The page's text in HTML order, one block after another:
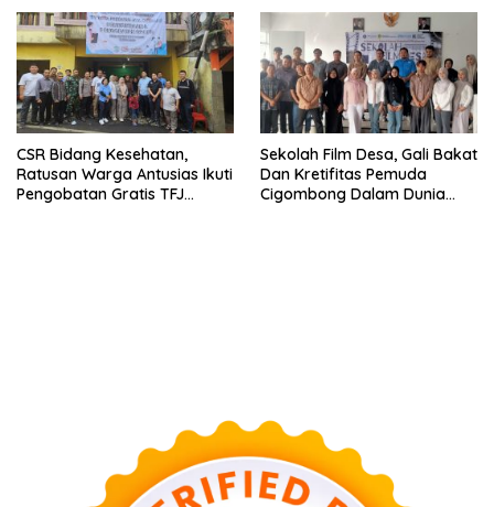
CSR Bidang Kesehatan,
Ratusan Warga Antusias Ikuti
Pengobatan Gratis TFJ
Sekolah Film Desa, Gali Bakat
Dan Kretifitas Pemuda
Cigombong Dalam Dunia